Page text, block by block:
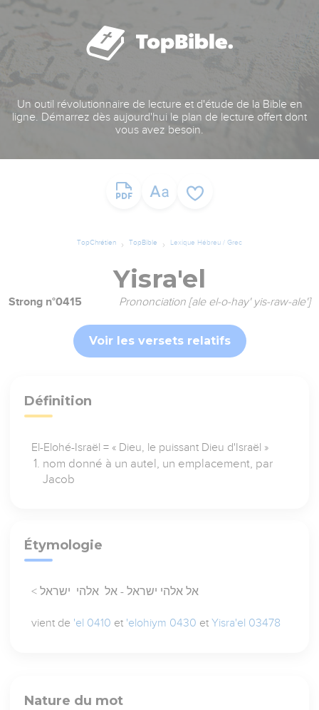
Un outil révolutionnaire de lecture et d'étude de la Bible en
ligne. Démarrez dès aujourd'hui le plan de lecture offert dont
vous avez besoin.
TopChrétien TopBible Lexique Hébreu / Grec
Yisra'el
Strong n°0415 Prononciation [ale el-o-hay' yis-raw-ale']
Voir les versets relatifs
Définition
El-Elohé-Israël = « Dieu, le puissant Dieu d'Israël »
nom donné à un autel, un emplacement, par
Jacob
Étymologie
< אל אלהי ישראל - אל אלהי ישראל
vient de 'el 0410 et 'elohiym 0430 etYisra'el 03478
Nature du mot